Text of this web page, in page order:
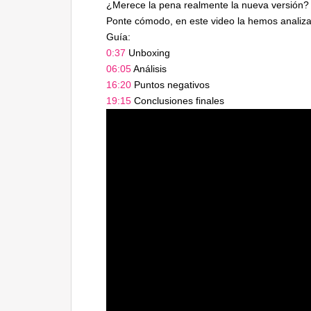
¿Merece la pena realmente la nueva versión?
Ponte cómodo, en este video la hemos
Guía:
0:37 ​ Unboxing
06:05​ Análisis
16:20 ​ Puntos negativos
19:15 ​ Conclusiones finales